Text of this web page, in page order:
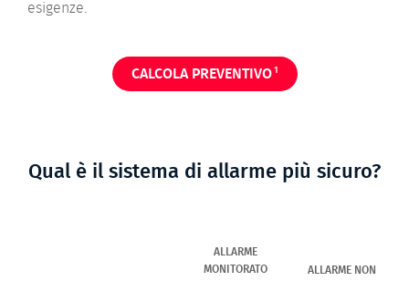
esigenze.
CALCOLA PREVENTIVO 1
Qual è il sistema di allarme più sicuro?
ALLARME
MONITORATO
ALLARME NON